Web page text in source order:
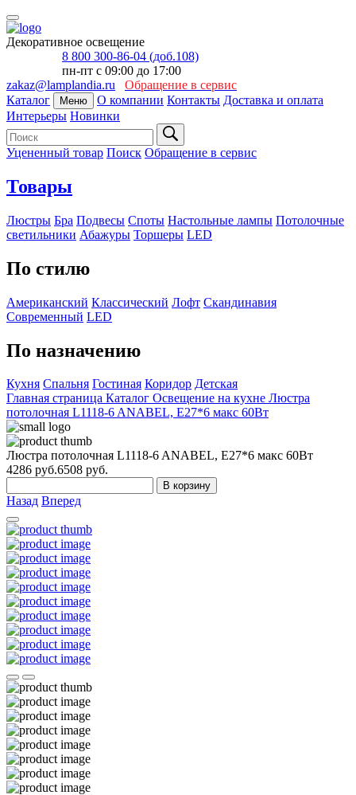
Декоративное освещение
8 800 300-86-04 (доб.108)
пн-пт с 09:00 до 17:00
zakaz@lamplandia.ru
Обращение в сервис
Каталог
Меню О компании Контакты Доставка и оплата
Интерьеры Новинки
Уцененный товар Поиск Обращение в сервис
Товары
Люстры Бра Подвесы Споты Настольные лампы Потолочные
светильники Абажуры Торшеры LED
По стилю
Американский Классический Лофт Скандинавия
Современный LED
По назначению
Кухня Спальня Гостиная Коридор Детская
Главная страница Каталог Освещение на кухне Люстра
потолочная L1118-6 ANABEL, Е27*6 макс 60Вт
Люстра потолочная L1118-6 ANABEL, Е27*6 макс 60Вт
4286 руб.6508 руб.
В корзину
Назад Вперед